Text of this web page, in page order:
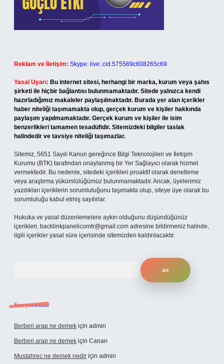
Reklam ve İletişim: Skype: live:.cid.575569c608265c69
Yasal Uyarı: Bu internet sitesi, herhangi bir marka, kurum veya şahıs
şirketi ile hiçbir bağlantısı bulunmamaktadır. Sitede yalnızca kendi
hazırladığımız makaleler paylaşılmaktadır. Burada yer alan içerikler
haber niteliği taşımamakta olup, gerçek kurum ve kişiler hakkında
paylaşım yapılmamaktadır. Gerçek kurum ve kişiler ile isim
benzerlikleri tamamen tesadüfidir. Sitemizdeki bilgiler taslak
halindedir ve tavsiye niteliği taşımazlar.
Sitemiz, 5651 Sayılı Kanun gereğince Bilgi Teknolojileri ve İletişim
Kurumu (BTK) tarafından onaylanmış bir Yer Sağlayıcı olarak hizmet
vermektedir. Bu nedenle, sitedeki içerikleri proaktif olarak denetleme
veya araştırma yükümlülüğümüz bulunmamaktadır. Ancak, üyelerimiz
yazdıkları içeriklerin sorumluluğunu taşımakta olup, siteye üye olarak bu
sorumluluğu kabul etmiş sayılırlar.
Hukuka ve yasal düzenlemelere aykırı olduğunu düşündüğünüz
içerikleri, backlinkpanelicomtr@gmail.com adresine bildirmeniz halinde,
ilgili içerikler yasal süre içerisinde sitemizden kaldırılacaktır.
Son yorumlar
Berberi arap ne demek için admin
Berberi arap ne demek için Canan
Mustahrec ne demek nedir için admin